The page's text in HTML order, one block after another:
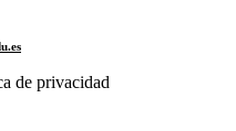
de privacidad